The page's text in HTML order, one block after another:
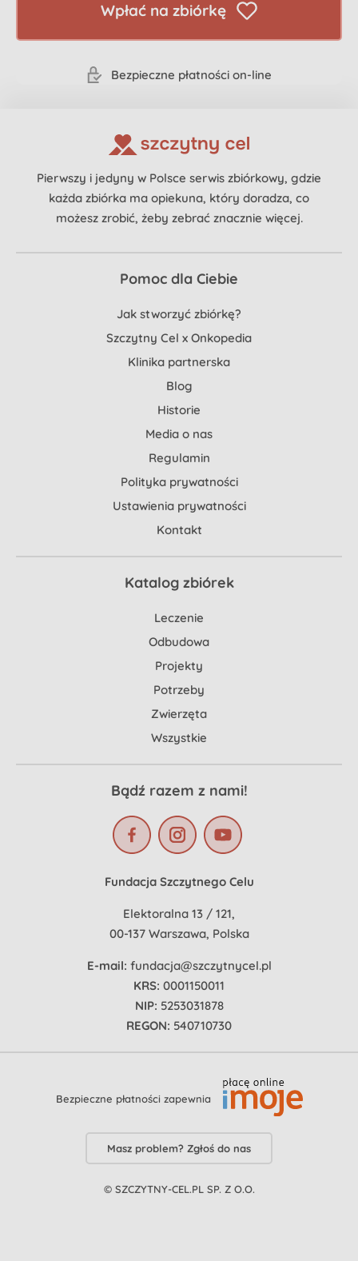
Wpłać na zbiórkę
Bezpieczne płatności on-line
Pierwszy i jedyny w Polsce serwis zbiórkowy, gdzie
każda zbiórka ma opiekuna, który doradza, co
możesz zrobić, żeby zebrać znacznie więcej.
Pomoc dla Ciebie
Jak stworzyć zbiórkę?
Szczytny Cel x Onkopedia
Klinika partnerska
Blog
Historie
Media o nas
Regulamin
Polityka prywatności
Ustawienia prywatności
Kontakt
Katalog zbiórek
Leczenie
Odbudowa
Projekty
Potrzeby
Zwierzęta
Wszystkie
Bądź razem z nami!
Fundacja Szczytnego Celu
Elektoralna 13 / 121,
00-137 Warszawa, Polska
E-mail: fundacja@szczytnycel.pl
KRS: 0001150011
NIP: 5253031878
REGON: 540710730
Bezpieczne płatności zapewnia
Masz problem? Zgłoś do nas
© SZCZYTNY-CEL.PL SP. Z O.O.